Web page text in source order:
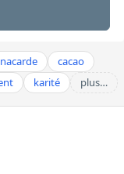
cacao
karité plus…